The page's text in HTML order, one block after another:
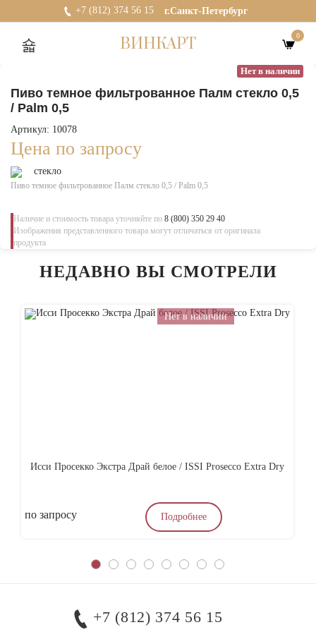
+7 (812) 374 56 15 г.Санкт-Петербург
ВИНКАРТ 0
Нет в наличии
Пиво темное фильтрованное Палм стекло 0,5
/ Palm 0,5
Артикул: 10078
Цена по запросу
стекло
Пиво темное фильтрованное Палм стекло 0,5 / Palm 0,5
Наличие и стоимость товара уточняйте по 8 (800) 350 29 40
Изображения представленного товара могут отличаться от оригинала
продукта
НЕДАВНО ВЫ СМОТРЕЛИ
Нет в наличии
Исси Просекко Экстра Драй белое / ISSI Prosecco Extra Dry
по запросу Подробнее
+7 (812) 374 56 15